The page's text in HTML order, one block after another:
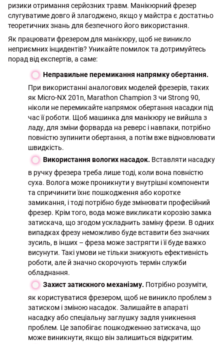
ризики отримання серйозних травм. Манікюрний фрезер
слугуватиме довго й злагоджено, якщо у майстра є достатньо
теоретичних знань для безпечного його використання.
Як працювати фрезером для манікюру, щоб не виникло
неприємних інцидентів? Уникайте помилок та дотримуйтесь
порад від експертів, а саме:
Неправильне перемикання напрямку обертання.
При використанні аналогових моделей фрезерів, таких
як Micro-NX 201n, Marathon Champion 3 чи Strong 90,
ніколи не перемикайте напрямок обертання насадки під
час її роботи. Щоб машинка для манікюру не вийшла з
ладу, для зміни форварда на реверс і навпаки, потрібно
повністю зупинити обертання, а потім вже відновлювати
швидкість.
Використання вологих насадок. Вставляти насадку
в ручку фрезера треба лише тоді, коли вона повністю
суха. Волога може проникнути у внутрішні компоненти
та спричинити їхнє пошкодження або коротке
замикання, і тоді потрібно буде змінювати професійний
фрезер. Крім того, вода може викликати корозію замка
затискача, що згодом ускладнить заміну фрези. В одних
випадках фрезу неможливо буде вставити без значних
зусиль, в інших – фреза може застрягти і її буде важко
висунути. Такі умови не тільки знижують ефективність
роботи, але й значно скорочують термін служби
обладнання.
Захист затискного механізму. Потрібно розуміти,
як користуватися фрезером, щоб не виникло проблем з
затиском і зміною насадок. Залишайте в апараті
насадку або спеціальну заглушку задля уникнення
проблем. Це запобігає пошкодженню затискача, що
може виникнути, якщо він залишиться відкритим.